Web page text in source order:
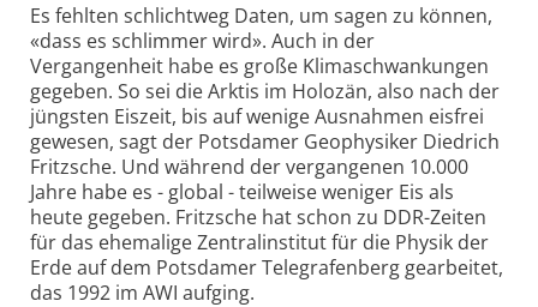
Es fehlten schlichtweg Daten, um sagen zu können,
«dass es schlimmer wird». Auch in der
Vergangenheit habe es große Klimaschwankungen
gegeben. So sei die Arktis im Holozän, also nach der
jüngsten Eiszeit, bis auf wenige Ausnahmen eisfrei
gewesen, sagt der Potsdamer Geophysiker Diedrich
Fritzsche. Und während der vergangenen 10.000
Jahre habe es - global - teilweise weniger Eis als
heute gegeben. Fritzsche hat schon zu DDR-Zeiten
für das ehemalige Zentralinstitut für die Physik der
Erde auf dem Potsdamer Telegrafenberg gearbeitet,
das 1992 im AWI aufging.